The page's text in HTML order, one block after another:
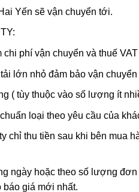
Yến sẽ vận chuyển tới.
phí vận chuyển và thuế
lớn nhỏ đảm bảo vận
( tùy thuộc vào số lượng ít
loại theo yêu cầu của
chỉ thu tiền sau khi bên mua
ngày hoặc theo số lượng
báo giá mới nhất.